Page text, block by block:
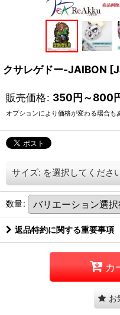
クサレゲドー-JAIBON [
販売価格: 350円～800
オプションにより価格が変わる場合も
サイズ: を選択してくださ
数量:
返品特約に関する重要事項
カ
お